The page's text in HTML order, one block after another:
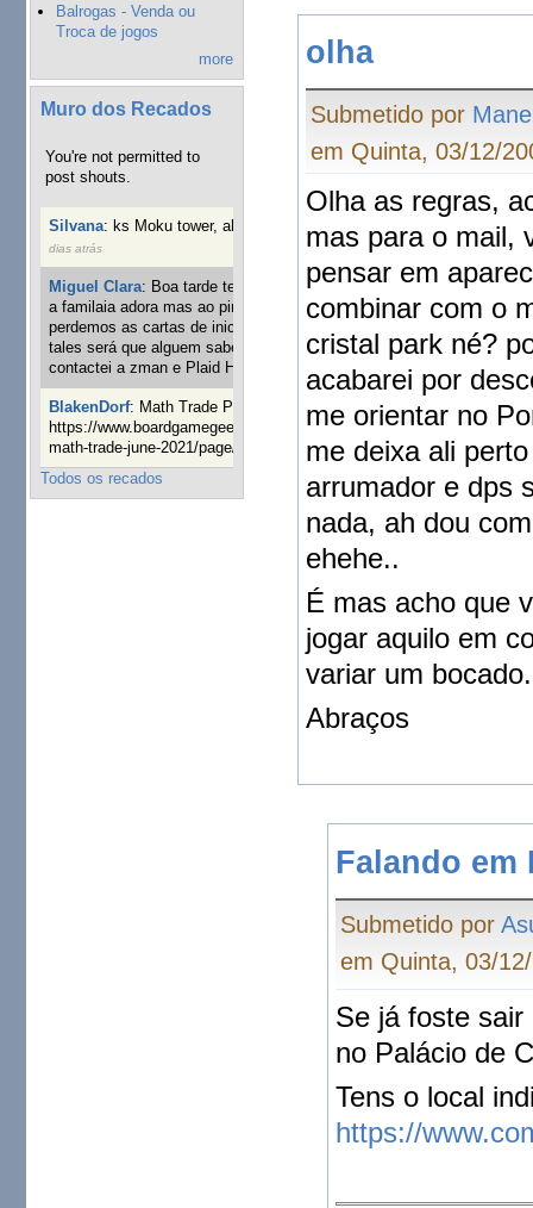
Balrogas - Venda ou
Troca de jogos
more
Muro dos Recados
You're not permitted to
post shouts.
Silvana: ks Moku tower, alguém interessado?
dias atrás
Miguel Clara: Boa tarde tenho jogo Mice and mistics que
a familaia adora mas ao pintarmos as miniaturas
perdemos as cartas de iniciaticva da expanção downood
tales será que alguem sabe onde adquirir as cartas já
contactei a zman e Plaid Hat e nada
1 ano 8 semanas atrás
BlakenDorf: Math Trade Portuguesa a decorrer. Aqui:
https://www.boardgamegeek.com/geeklist/286035/portugal-
math-trade-june-2021/page/1
1 ano 9 semanas atrás
Todos os recados
olha
Submetido por
em Quinta, 03/12/
Olha as regras,
mas para o mail,
pensar em
combinar com o
cristal park né?
acabarei por
me orientar no
me deixa ali
arrumador e dps
nada, ah dou
ehehe..
É mas acho que
jogar aquilo em
variar um bocado.
Abraços
Falando em
Submetido por
em Quinta, 03/
Se já foste
no Palácio de
Tens o local
https://